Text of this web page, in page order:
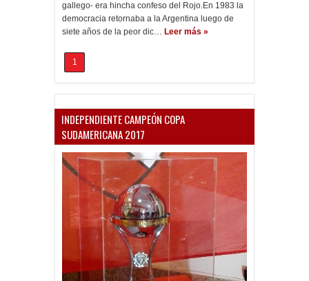
gallego- era hincha confeso del Rojo.En 1983 la
democracia retornaba a la Argentina luego de
siete años de la peor dic… Leer más »
1
INDEPENDIENTE CAMPEÓN COPA
SUDAMERICANA 2017